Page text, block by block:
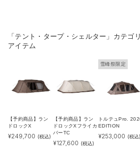
「テント・タープ・シェルター」カテゴ
アイテム
【予約商品】ラン
ドロックX
¥249,700 (税込)
【予約商品】ラン
ドロックXフライカ
バーTC
¥127,600 (税込)
雪峰祭限定
トルテュPro.
EDITION
¥253,000 (税込)